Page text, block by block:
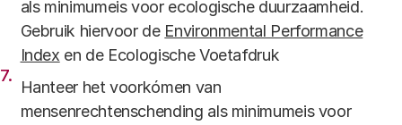
als minimumeis voor ecologische duurzaamheid.
Gebruik hiervoor de Environmental Performance
Index en de Ecologische Voetafdruk
Hanteer het voorkómen van
mensenrechtenschending als minimumeis voor